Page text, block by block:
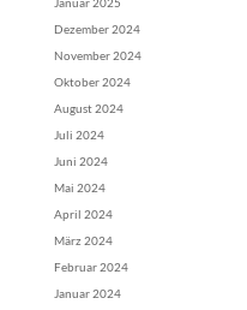
Dezember 2024
November 2024
Oktober 2024
August 2024
Juli 2024
Juni 2024
Mai 2024
April 2024
März 2024
Februar 2024
Januar 2024